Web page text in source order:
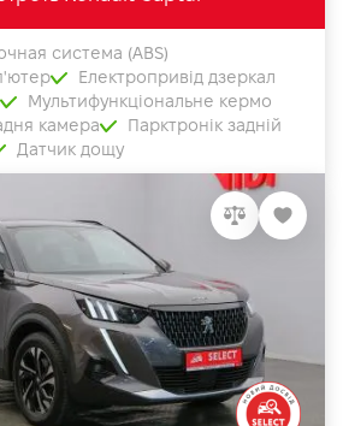
система (ABS)
Електропривід дзеркал
Мультифункціональне кермо
камера
Парктронік задній
Датчик дощу